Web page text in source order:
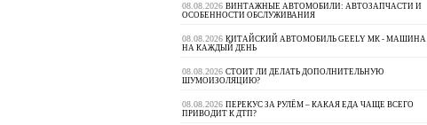
08.08.2026 ВИНТАЖНЫЕ АВТОМОБИЛИ: АВТОЗАПЧАСТИ И
ОСОБЕННОСТИ ОБСЛУЖИВАНИЯ
08.08.2026 КИТАЙСКИЙ АВТОМОБИЛЬ GEELY МК - МАШИНА
НА КАЖДЫЙ ДЕНЬ
08.08.2026 СТОИТ ЛИ ДЕЛАТЬ ДОПОЛНИТЕЛЬНУЮ
ШУМОИЗОЛЯЦИЮ?
08.08.2026 ПЕРЕКУС ЗА РУЛЁМ – КАКАЯ ЕДА ЧАЩЕ ВСЕГО
ПРИВОДИТ К ДТП?